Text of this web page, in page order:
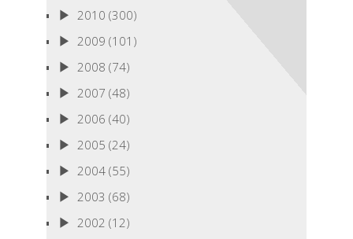
2010 (300)
2009 (101)
2008 (74)
2007 (48)
2006 (40)
2005 (24)
2004 (55)
2003 (68)
2002 (12)